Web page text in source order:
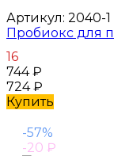
Артикул: 2040-1
Пробиокс для
16
744₽
724₽
Купить
-57%
-20 ₽